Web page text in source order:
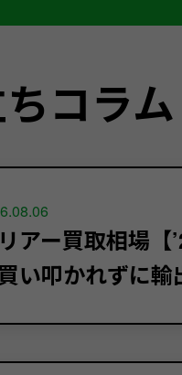
コラム
アー買取相場【
い叩かれずに